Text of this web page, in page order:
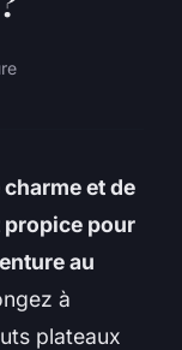
et de
pour
au
à
plateaux